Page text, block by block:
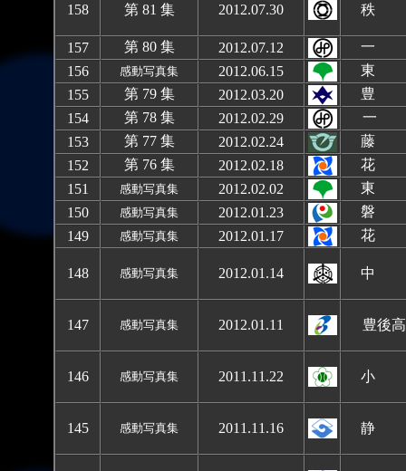
158 第 81 集 2012.07.30 秩
1 57 第 80 集 2012.07.12
一
1 56 感動写真集 2012.06.15
東
1 55 第 79 集 2012.03.20
豊
1 54 第 78 集 2012.02.29 一
1 53 第 77 集 2012.02.24
藤
1 52 第 76 集 2012.02.18 花
1 51 感動写真集 2012.02.02
東
1 50 感動写真集 2012.01.23
磐
149
感動写真集 2012.01.17 花
148 感動写真集 2012.01.14 中
147 感動写真集 2012.01.11 豊後
146 感動写真集 2011.11.22 小
145 感動写真集 2011.11.16 静